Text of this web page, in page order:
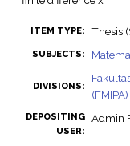
ITEM TYPE: Thesis
SUBJECTS:
DIVISIONS:
DEPOSITING
USER:
Admin